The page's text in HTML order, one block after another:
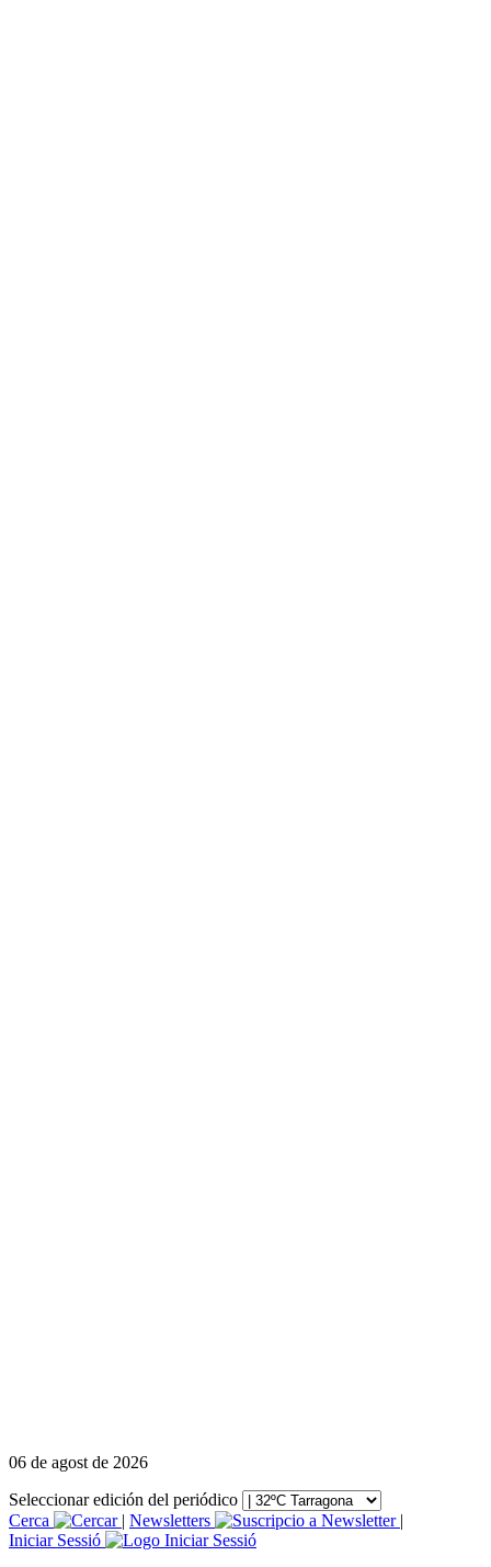
06 de agost de 2026
Seleccionar edición del periódico
Cerca
| Newsletters
|
Iniciar Sessió